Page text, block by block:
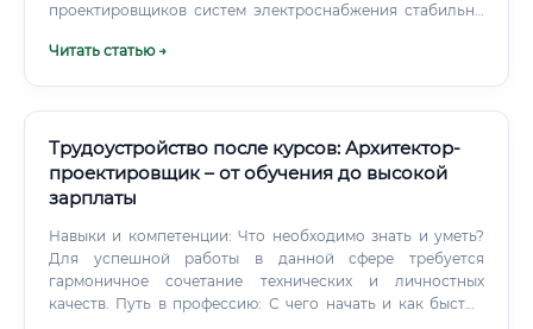
проектировщиков систем электроснабжения стабильно
один из самых высоких среди технических
реиндустриализация экономики Обновление
инфраструктуры ЖКХ Развитие промышленных
кластеров Рост спроса на энергоэффективные решения
📊 По прогнозам отраслевых аналитиков, потребность в
инженерах-проектировщиках электрических разделов к
2030 году вырастет на 25–35% относительно уровня 2022
года.
Читать статью →
Трудоустройство после курсов: Архитектор-
проектировщик – от обучения до высокой
зарплаты
Навыки и компетенции: Что необходимо знать и уметь?
Для успешной работы в данной сфере требуется
гармоничное сочетание технических и личностных
качеств. Путь в профессию: С чего начать и как быстро